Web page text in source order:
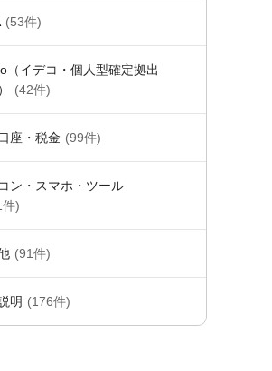
(53件)
（イデコ・個人型確定拠出
(42件)
座・税金 (99件)
ン・スマホ・ツール
)
(91件)
明 (176件)